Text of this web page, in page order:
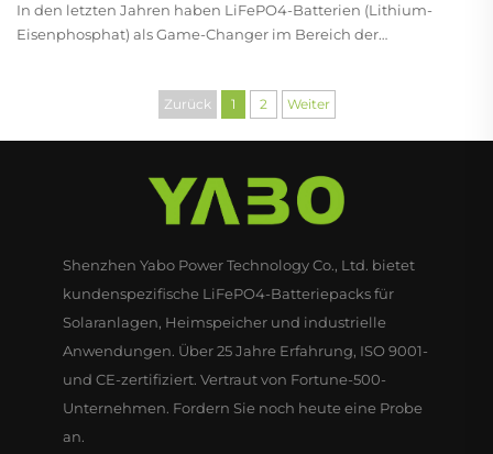
In den letzten Jahren haben LiFePO4-Batterien (Lithium-
Eisenphosphat) als Game-Changer im Bereich der
umweltfreundlichen Eigenschaften überzeugen. Angesichts
Zurück 1 2 Weiter
Shenzhen Yabo Power Technology Co., Ltd. bietet
kundenspezifische LiFePO4-Batteriepacks für
Solaranlagen, Heimspeicher und industrielle
Anwendungen. Über 25 Jahre Erfahrung, ISO 9001-
und CE-zertifiziert. Vertraut von Fortune-500-
Unternehmen. Fordern Sie noch heute eine Probe
an.